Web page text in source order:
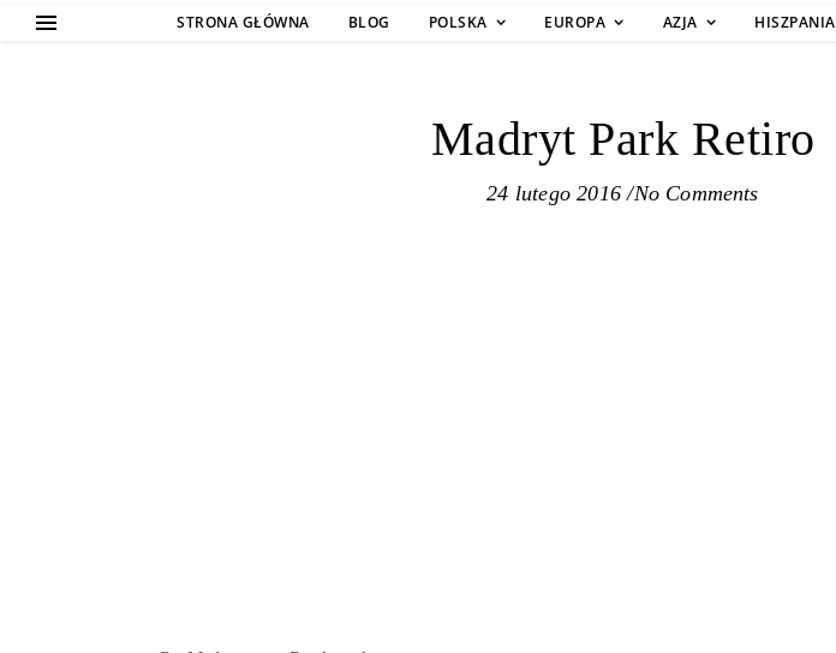
STRONA GŁÓWNA BLOG POLSKA EUROPA AZJA HISZPANIA
Madryt Park Retiro
24 lutego 2016 /No Comments